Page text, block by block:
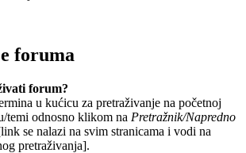
foruma
forum?
u kućicu za pretraživanje na početnoj
temi odnosno klikom na Pretražnik/Napredno
se nalazi na svim stranicama i vodi na
pretraživanja].